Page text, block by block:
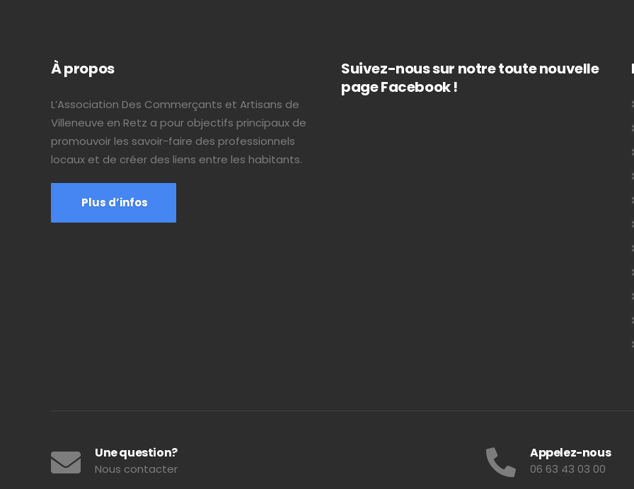
À propos
L’Association Des Commerçants et Artisans de
Villeneuve en Retz a pour objectifs principaux de
promouvoir les savoir-faire des professionnels
locaux et de créer des liens entre les habitants.
Plus d’infos
Suivez-nous sur notre toute nouvelle
page Facebook !
Une question?
Nous contacter
Appelez-nous
06 63 43 03 00